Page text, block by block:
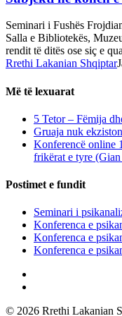
Seminari i Fushës
Salla e Bibliotekës,
rendit të ditës ose siç e
Rrethi Lakanian Shqiptar
Më të lexuarat
5 Tetor – Fëmija
Gruaja nuk ekziston
Konferencë online
frikërat e tyre
Postimet e fundit
Seminari i
Konferenca e
Konferenca e
Konferenca e
© 2026 Rrethi Lakanian